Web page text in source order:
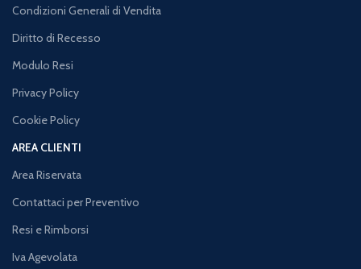
Condizioni Generali di Vendita
Diritto di Recesso
Modulo Resi
Privacy Policy
Cookie Policy
AREA CLIENTI
Area Riservata
Contattaci per Preventivo
Resi e Rimborsi
Iva Agevolata